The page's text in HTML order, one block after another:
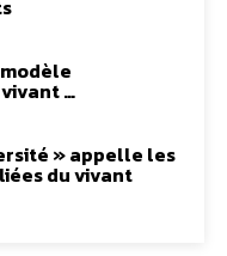
…
» appelle les
du vivant